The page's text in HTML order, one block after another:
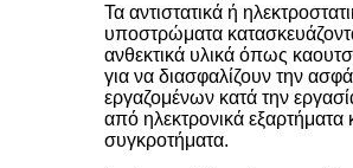
Τα αντιστατικά ή
υποστρώματα
ανθεκτικά υλικά όπως
για να διασφαλίζουν την
εργαζομένων κατά την
από ηλεκτρονικά εξαρτήματα
συγκροτήματα.